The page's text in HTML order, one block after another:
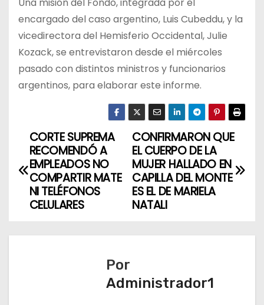
encargado del caso argentino, Luis Cubeddu, y la
vicedirectora del Hemisferio Occidental, Julie
Kozack, se entrevistaron desde el miércoles
pasado con distintos ministros y funcionarios
argentinos, para elaborar este informe.
N
a
g
CONFIRMARON QUE
EL CUERPO DE LA
MUJER HALLADO EN
CAPILLA DEL MONTE
ES EL DE MARIELA
NATALI
CORTE SUPREMA
RECOMENDÓ A
EMPLEADOS NO
COMPARTIR MATE
NI TELÉFONOS
CELULARES
Por
Administrador1